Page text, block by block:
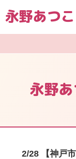
永野あつこ
永野
2/28 【神戸